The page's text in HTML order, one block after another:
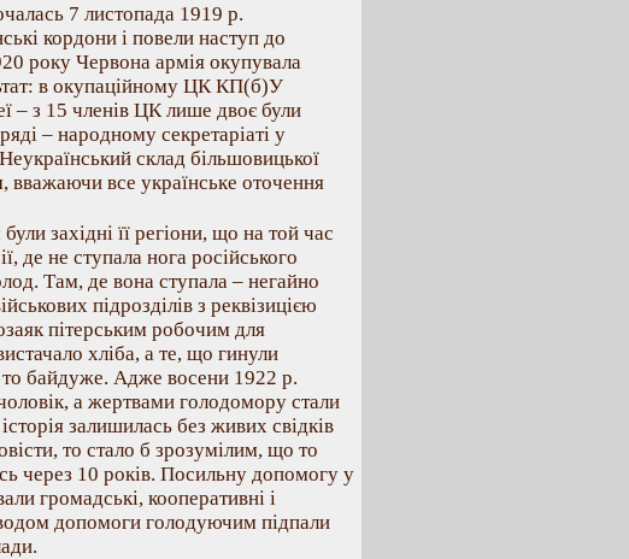
7 листопада 1919 р.
кордони і повели наступ до
року Червона армія окупувала
в окупаційному ЦК КП(б)У
– з 15 членів ЦК лише двоє були
– народному секретаріаті у
склад більшовицької
вважаючи все українське оточення
західні її регіони, що на той час
де не ступала нога російського
Там, де вона ступала – негайно
підрозділів з реквізицією
пітерським робочим для
хліба, а те, що гинули
байдуже. Адже восени 1922 р.
а жертвами голодомору стали
залишилась без живих свідків
то стало б зрозумілим, що то
через 10 років. Посильну допомогу у
громадські, кооперативні і
допомоги голодуючим підпали